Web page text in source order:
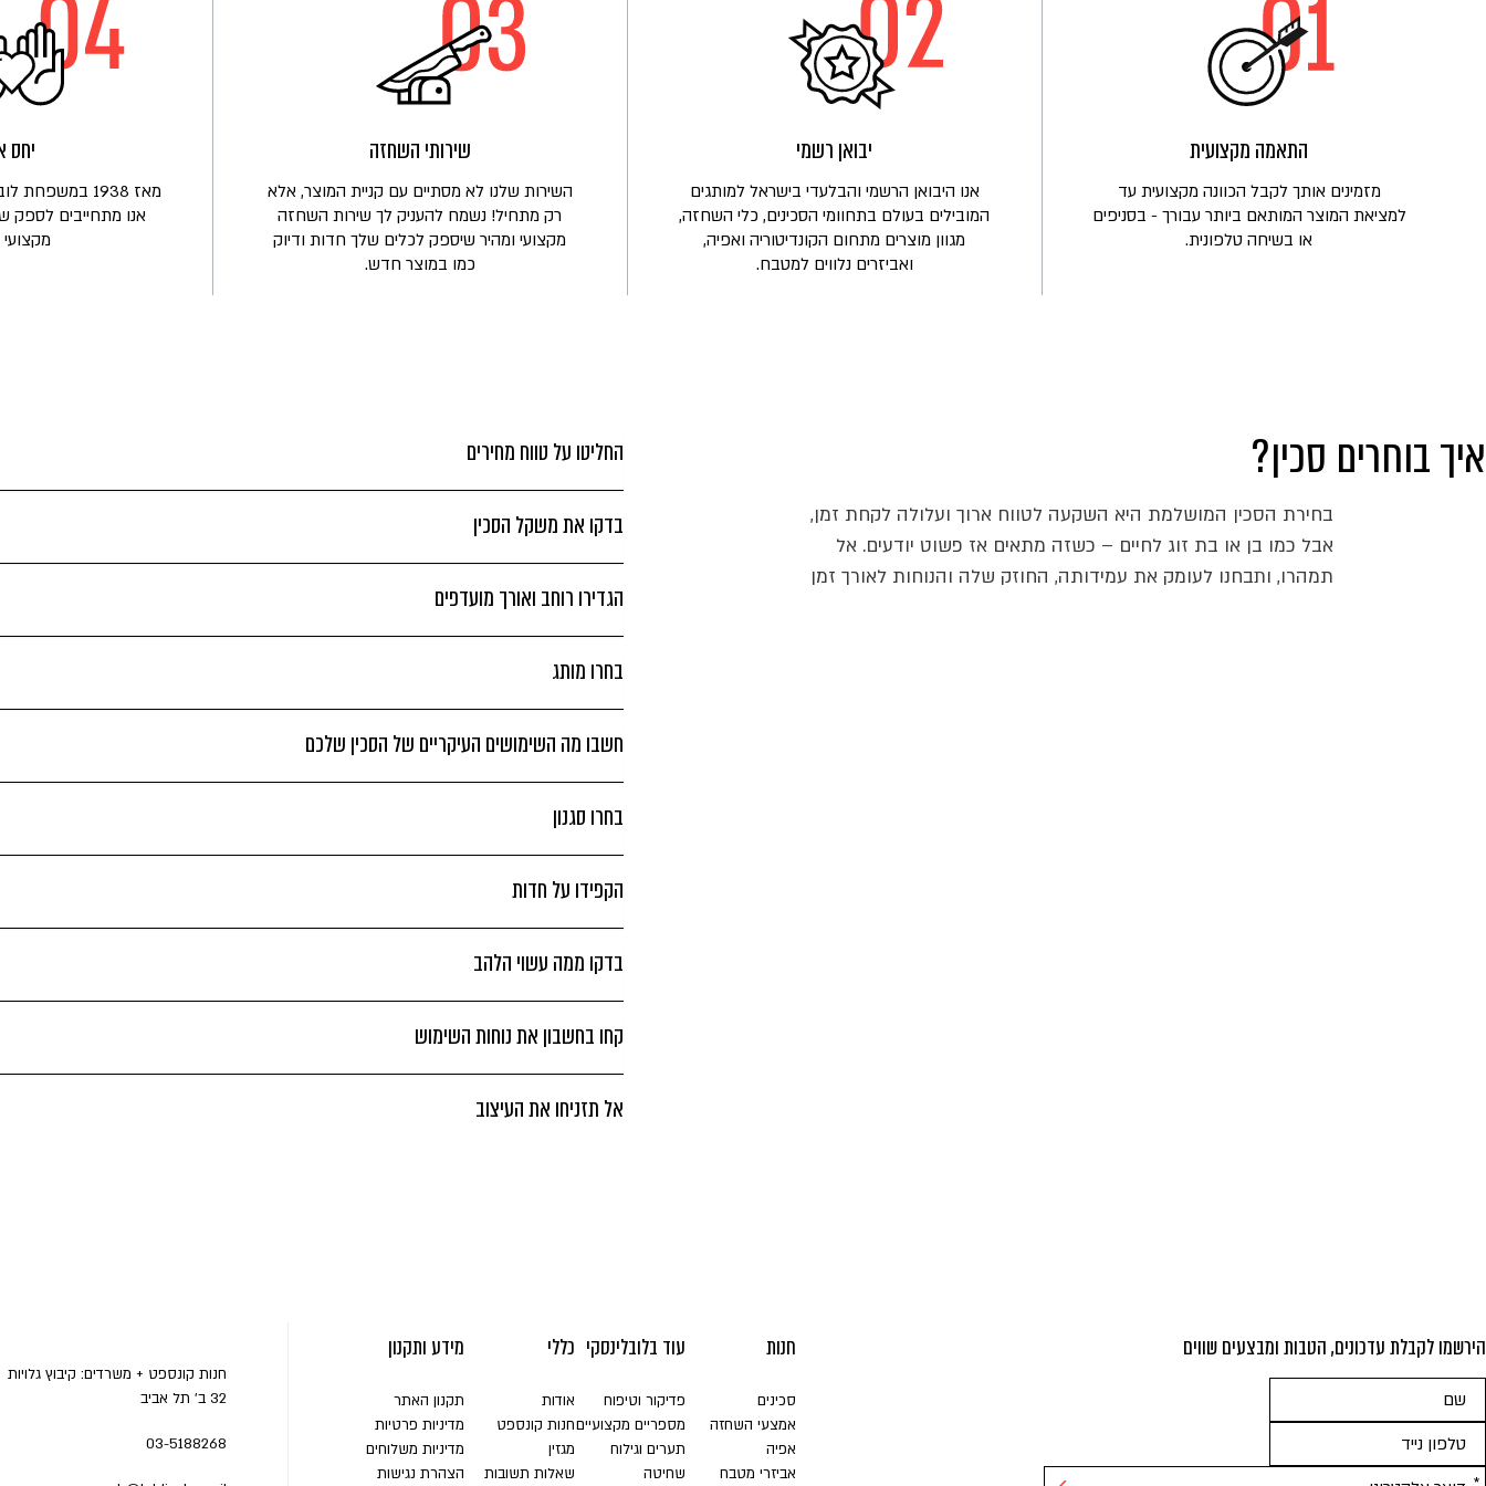
התאמה מקצועית
מזמינים אותך לקבל הכוונה מקצועית עד
למציאת המוצר המותאם ביותר עבורך - בסניפים
או בשיחה טלפונית.
יבואן רשמי
אנו היבואן הרשמי והבלעדי בישראל למותגים
המובילים בעולם בתחוומי הסכינים, כלי השחזה,
מגוון מוצרים מתחום הקונדיטוריה ואפיה,
ואביזרים נלווים למטבח.
שירותי השחזה
השירות שלנו לא מסתיים עם קניית המוצר, אלא
רק מתחיל! נשמח להעניק לך שירות השחזה
מקצועי ומהיר שיספק לכלים שלך חדות ודיוק
כמו במוצר חדש.
יחס
מאז 1938
אנו מתחייבים לספק
איך בוחרים סכין?
בחירת הסכין המושלמת היא השקעה לטווח ארוך ועלולה לקחת זמן,
אבל כמו בן או בת זוג לחיים – כשזה מתאים אז פשוט יודעים. אל
תמהרו, ותבחנו לעומק את עמידותה, החוזק שלה והנוחות לאורך זמן
החליטו על טווח מחירים
בדקו את משקל הסכין
הגדירו רוחב ואורך מועדפים
בחרו מותג
חשבו מה השימושים העיקריים של הסכין שלכם
בחרו סגנון
הקפידו על חדות
בדקו ממה עשוי הלהב
קחו בחשבון את נוחות השימוש
אל תזניחו את העיצוב
הירשמו לקבלת עדכונים, הטבות ומבצעים שווים
אנא
מלאו
את
חנות
סכינים
אמצעי השחזה
אפיה
אביזרי מטבח
עוד בלובלינסקי
פדיקור וטיפוח
מספריים מקצועיים
תערים וגילוח
שחיטה
כללי
אודות
חנות קונספט
מגזין
שאלות תשובות
מידע ותקנון
תקנון האתר
מדיניות פרטיות
מדיניות משלוחים
הצהרת נגישות
חנות קונספט + משרדים: קיבוץ גלויות
32 ב' תל אביב
03-5188268